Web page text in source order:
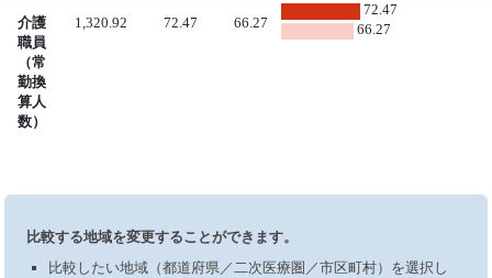
介護
職員
（常
勤換
算人
数）
1,320.92 72.47 66.27
72.47
66.27
比較する地域を変更することができます。
比較したい地域（都道府県／二次医療圏／市区町村）を選択し